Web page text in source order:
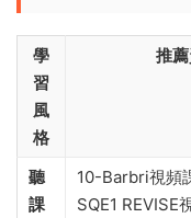
學
習
風
格
推
聽
課
10-Barbri視頻
SQE1 REVISE